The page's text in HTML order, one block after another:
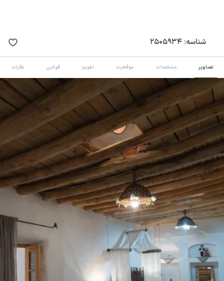
شناسه: 2505934
تصاویر مشخصات موقعیت تقویم قوانین نظرات